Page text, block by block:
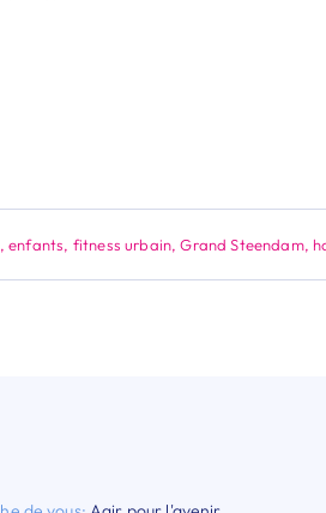
,enfants, fitness urbain,Grand Steendam,